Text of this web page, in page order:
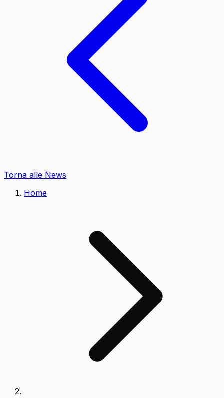
Torna alle News
Home